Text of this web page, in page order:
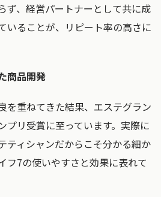
ず、経営パートナーとして共に成
いることが、リピート率の高さに
商品開発
を重ねてきた結果、エステグラン
プリ受賞に至っています。実際に
ティシャンだからこそ分かる細か
フ7の使いやすさと効果に表れて